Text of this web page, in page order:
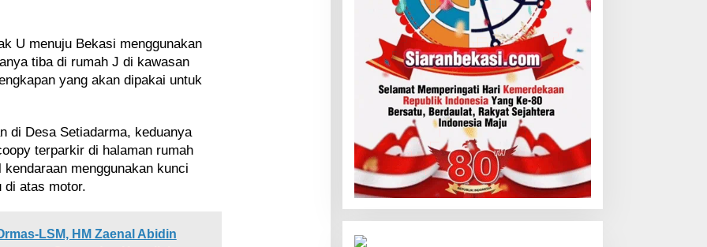
U menuju Bekasi menggunakan
tiba di rumah J di kawasan
yang akan dipakai untuk
di Desa Setiadarma, keduanya
terparkir di halaman rumah
menggunakan kunci
di atas motor.
LSM, HM Zaenal Abidin